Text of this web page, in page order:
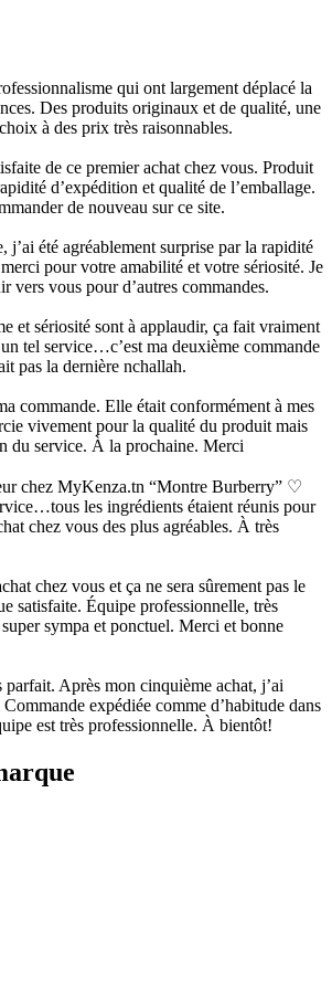
qui ont largement déplacé la
Des produits originaux et de qualité, une
à des prix très raisonnables.
de ce premier achat chez vous. Produit
d’expédition et qualité de l’emballage.
de nouveau sur ce site.
j’ai été agréablement surprise par la rapidité
pour votre amabilité et votre sériosité. Je
vers vous pour d’autres commandes.
et sériosité sont à applaudir, ça fait vraiment
tel service…c’est ma deuxième commande
pas la dernière nchallah.
commande. Elle était conformément à mes
vivement pour la qualité du produit mais
du service. À la prochaine. Merci
chez MyKenza.tn “Montre Burberry” ♡
les ingrédients étaient réunis pour
chez vous des plus agréables. À très
chez vous et ça ne sera sûrement pas le
satisfaite. Équipe professionnelle, très
sympa et ponctuel. Merci et bonne
Après mon cinquième achat, j’ai
expédiée comme d’habitude dans
est très professionnelle. À bientôt!